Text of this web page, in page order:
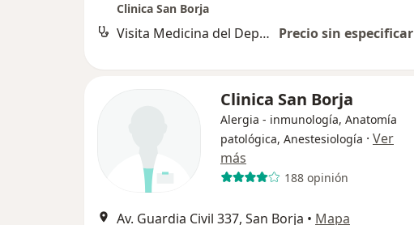
Clinica San Borja
Visita Medicina del Deporte Precio sin especificar
Clinica San Borja
Alergia - inmunología, Anatomía
patológica, Anestesiología · Ver
más
188 opinión
Av. Guardia Civil 337, San Borja • Mapa